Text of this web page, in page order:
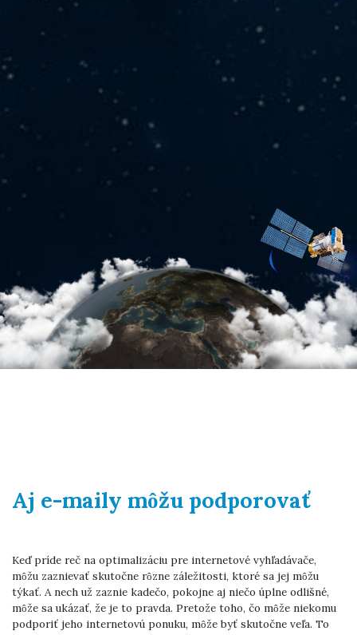
Aj e-maily môžu podporovať
Keď príde reč na optimalizáciu pre internetové vyhľadávače,
môžu zaznievať skutočne rôzne záležitosti, ktoré sa jej môžu
týkať. A nech už zaznie kadečo, pokojne aj niečo úplne odlišné,
môže sa ukázať, že je to pravda. Pretože toho, čo môže niekomu
podporiť jeho internetovú ponuku, môže byť skutočne veľa. To